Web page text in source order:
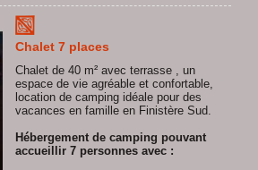
Chalet 7 places
Chalet de 40 m² avec terrasse , un
espace de vie agréable et confortable,
location de camping idéale pour des
vacances en famille en Finistère Sud.
Hébergement de camping pouvant
accueillir 7 personnes avec :